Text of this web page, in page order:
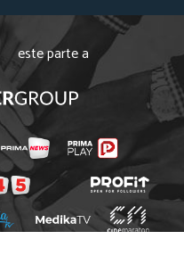
este parte a